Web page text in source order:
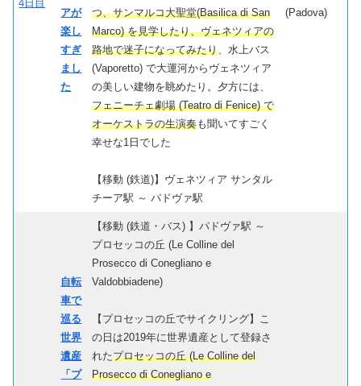
4日目
アが
楽し
すぎ
まし
た
つ、サンマルコ大聖堂(Basilica di San
Marco) を見学したり、ヴェネツィアの
路地で迷子になってみたり、水上バス
(Vaporetto) で大運河からヴェネツィア
の美しい建物を眺めたり。夕方には、
フェニーチェ劇場 (Teatro di Fenice) で
オーケストラの生演奏も聞いてすごく
幸せな1日でした
【移動 (鉄道)】ヴェネツィア サンタル
チーア駅 ～ パドヴァ駅
(Padova)
自転
車で
巡る
世界
遺産
「プ
【移動 (鉄道・バス) 】パドヴァ駅 ～
プロセッコの丘 (Le Colline del
Prosecco di Conegliano e
Valdobbiadene)
【プロセッコの丘でサイクリング】こ
の日は2019年に世界遺産として登録さ
れたプロセッコの丘 (Le Colline del
Prosecco di Conegliano e